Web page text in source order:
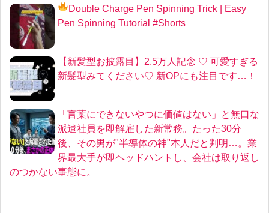
Double Charge Pen Spinning Trick
| Easy
Pen Spinning Tutorial #Shorts
【新髪型お披露目】2.5万人記念 ♡ 可愛すぎる
新髪型みてください♡ 新OPにも注目です…！
「言葉にできないやつに価値はない」と無口な
派遣社員を即解雇した新常務。たった30分
後、その男が"半導体の神"本人だと判明…。業
界最大手が即ヘッドハントし、会社は取り返し
のつかない事態に。